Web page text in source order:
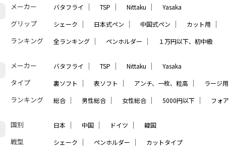
メーカー バタフライ ｜ TSP ｜ Nittaku ｜ Yasaka
グリップ シェーク ｜ 日本式ペン ｜ 中国式ペン ｜ カット用 ｜
ランキング 全ランキング ｜ ペンホルダー ｜ １万円以下、初中級
メーカー バタフライ ｜ TSP ｜ Nittaku ｜ Yasaka
タイプ 裏ソフト ｜ 表ソフト ｜ アンチ、一枚、粒高 ｜ ラージ用
ランキング 総合 ｜ 男性総合 ｜ 女性総合 ｜ 5000円以下 ｜ フォア
国別 日本 ｜ 中国 ｜ ドイツ ｜ 韓国
戦型 シェーク ｜ ペンホルダー ｜ カットタイプ